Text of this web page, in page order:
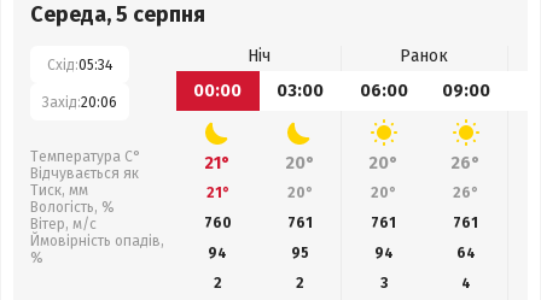
Середа, 5 серпня
Схід:05:34
Захід:20:06
Температура С°
Відчувається як
Тиск, мм
Вологість, %
Вітер, м/с
Ймовірність опадів,
%
Ніч
Ранок
00:00
03:00 06:00 09:00
21° 20° 20° 26°
21° 20° 20° 26°
760
761 761 761
94
95 94 64
2
2 3
4